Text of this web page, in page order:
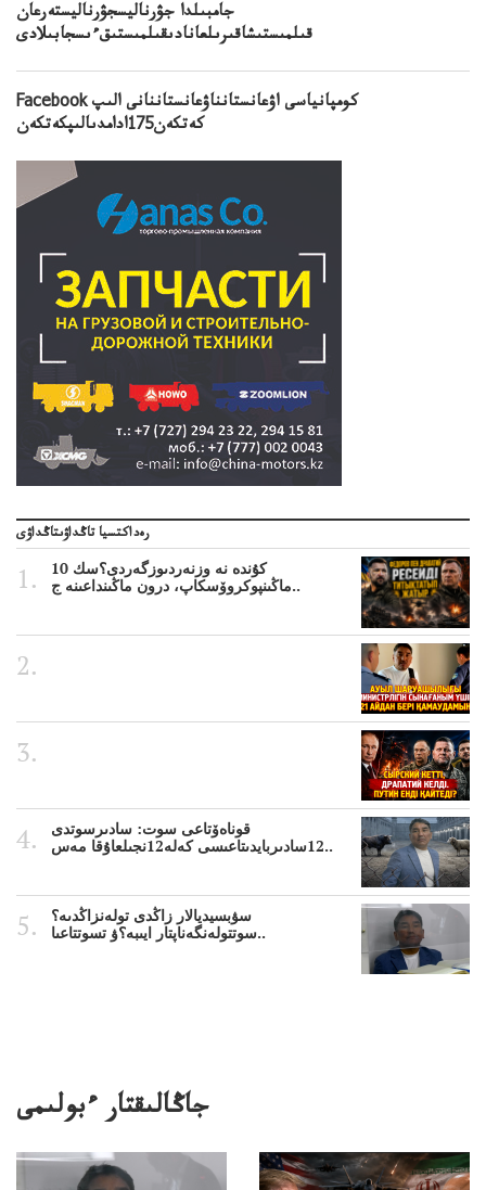
جامبىلدا جۋرناليسجۋرناليستەرعان
قىلمىستىشاقىرىلعانادىقىلمىستىقءىسجابىلادى
Facebook كومپانياسى اۋعانستانناۋعانستاننانى الىپ
كەتكەن175ادامدىالىپكەتكەن
رەداكتسيا تاڭداۋىتاڭداۋى
10 كۇندە نە وزنەردىوزگەردى؟سك
ماڭىنپوكروۆسكاپ، درون ماڭىنداعىنە ج..
قوناەۆتاعى سوت: سادىرسوتدى
12سادىربايدىتاعىسى كەلە12نجىلعاۇقا مەس..
سۋبسيديالار زاڭدى تولەنزاڭدىە؟
سوتتولەنگەناپتار ايىبە؟ۋ تسوتتاعىا..
جاڭالىقتار ءبولىمى